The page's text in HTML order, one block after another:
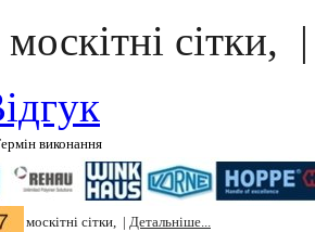
сітки, |
виконання
днів, | Ролокасет 5 днів, | Жалюзі 4 дні, |
мармур, граніт 7 днів, | Ціни на вікна, | Ціни
москітні сітки, | Детальніше...